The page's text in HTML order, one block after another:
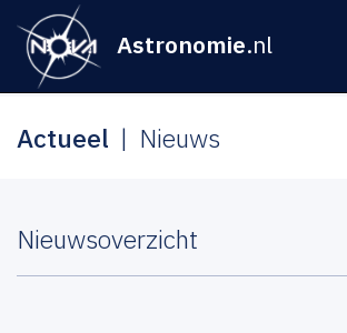
Astronomie.nl
Actueel Nieuws
Nieuwsoverzicht